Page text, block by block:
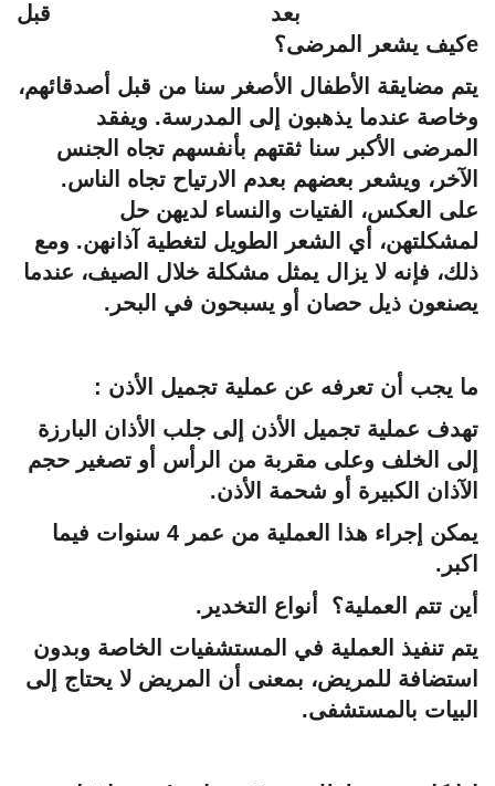
قبل
بعد
eكيف يشعر المرضى؟
يتم مضايقة الأطفال الأصغر سنا من قبل أصدقائهم،
وخاصة عندما يذهبون إلى المدرسة. ويفقد
المرضى الأكبر سنا ثقتهم بأنفسهم تجاه الجنس
الآخر، ويشعر بعضهم بعدم الارتياح تجاه الناس.
على العكس، الفتيات والنساء لديهن حل
لمشكلتهن، أي الشعر الطويل لتغطية آذانهن. ومع
ذلك، فإنه لا يزال يمثل مشكلة خلال الصيف، عندما
يصنعون ذيل حصان أو يسبحون في البحر.
ما يجب أن تعرفه عن عملية تجميل الأذن :
تهدف عملية تجميل الأذن إلى جلب الأذان البارزة
إلى الخلف وعلى مقربة من الرأس أو تصغير حجم
الآذان الكبيرة أو شحمة الأذن.
يمكن إجراء هذا العملية من عمر 4 سنوات فيما
اكبر.
أين تتم العملية؟ أنواع التخدير.
يتم تنفيذ العملية في المستشفيات الخاصة وبدون
استضافة للمريض، بمعنى أن المريض لا يحتاج إلى
البيات بالمستشفى.